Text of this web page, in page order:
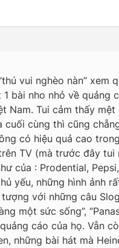
vui nghèo nàn” xem
bài nho nhỏ về quảng
Nam. Tui cảm thấy
cùng thì cũng
có hiệu quả cao
TV (mà trước đây
của : Prodential,
yếu, những hình ảnh
với những câu
một sức sống”,
cáo của họ. Vẫn
những bài hát mà